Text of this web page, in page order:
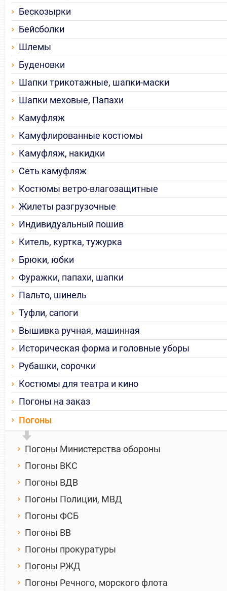
Бескозырки
Бейсболки
Шлемы
Буденовки
Шапки трикотажные, шапки-маски
Шапки меховые, Папахи
Камуфляж
Камуфлированные костюмы
Камуфляж, накидки
Сеть камуфляж
Костюмы ветро-влагозащитные
Жилеты разгрузочные
Индивидуальный пошив
Китель, куртка, тужурка
Брюки, юбки
Фуражки, папахи, шапки
Пальто, шинель
Туфли, сапоги
Вышивка ручная, машинная
Историческая форма и головные уборы
Рубашки, сорочки
Костюмы для театра и кино
Погоны на заказ
Погоны
Погоны Министерства обороны
Погоны ВКС
Погоны ВДВ
Погоны Полиции, МВД
Погоны ФСБ
Погоны ВВ
Погоны прокуратуры
Погоны РЖД
Погоны Речного, морского флота